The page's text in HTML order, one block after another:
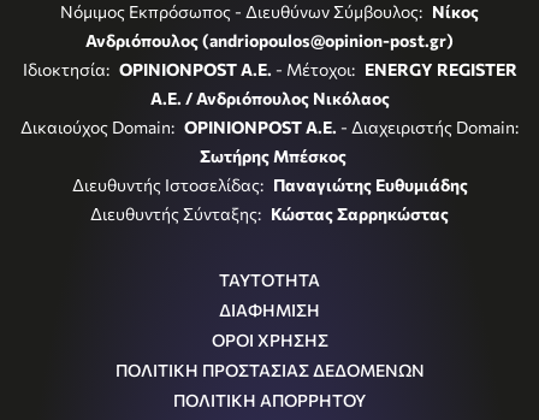
Νόμιμος Εκπρόσωπος - Διευθύνων Σύμβουλος: Νίκος
Ανδριόπουλος (andriopoulos@opinion-post.gr)
Ιδιοκτησία: OPINIONPOST A.E. - Μέτοχοι: ENERGY REGISTER
Α.Ε. / Ανδριόπουλος Νικόλαος
Δικαιούχος Domain: OPINIONPOST A.E. - Διαχειριστής Domain:
Σωτήρης Μπέσκος
Διευθυντής Ιστοσελίδας: Παναγιώτης Ευθυμιάδης
Διευθυντής Σύνταξης: Κώστας Σαρρηκώστας
ΤΑΥΤΟΤΗΤΑ
ΔΙΑΦΗΜΙΣΗ
ΟΡΟΙ ΧΡΗΣΗΣ
ΠΟΛΙΤΙΚΗ ΠΡΟΣΤΑΣΙΑΣ ΔΕΔΟΜΕΝΩΝ
ΠΟΛΙΤΙΚΗ ΑΠΟΡΡΗΤΟΥ